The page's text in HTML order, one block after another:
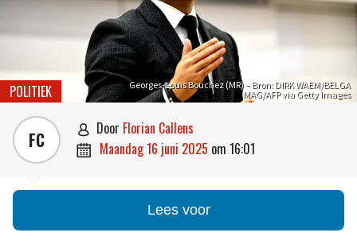
Georges-Louis Bouchez (MR) – Bron: DIRK WAEM/BELGA
MAG/AFP via Getty Images
POLITIEK
FC  door Florian Callens
 maandag 16 juni 2025 om 16:01
Lees voor